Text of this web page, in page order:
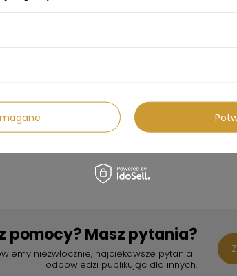
suchym,
6. Ostrzeżenia: w
użytkowania
używany zgodnie z
7. Kontakt w
związane z
8. Dodatkowe
normami
produktu można
pomocy? Masz pytania?
niezwłocznie, najciekawsze pytania i
odpowiedzi publikując dla innych.